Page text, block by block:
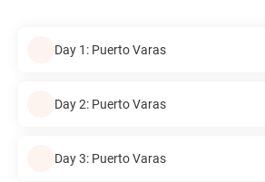
Day 1: Puerto Varas
Day 2: Puerto Varas
Day 3: Puerto Varas